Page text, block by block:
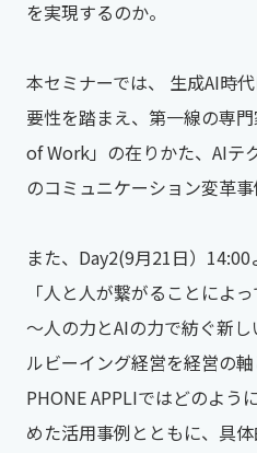
を実現するのか。
本セミナーでは、 生成AI時
要性を踏まえ、第一線の専
of Work」の在りかた、AIテ
のコミュニケーション変革事
また、Day2(9月21日）14:00
「人と人が繋がることによ
～人の力とAIの力で紡ぐ新
ルビーイング経営を経営の
PHONE APPLIではどのよう
めた活用事例とともに、具